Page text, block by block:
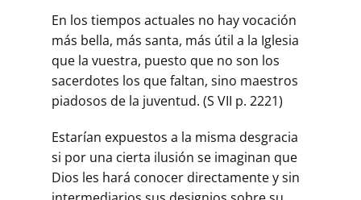
En los tiempos actuales no hay vocación
más bella, más santa, más útil a la Iglesia
que la vuestra, puesto que no son los
sacerdotes los que faltan, sino maestros
piadosos de la juventud. (S VII p. 2221)
Estarían expuestos a la misma desgracia
si por una cierta ilusión se imaginan que
Dios les hará conocer directamente y sin